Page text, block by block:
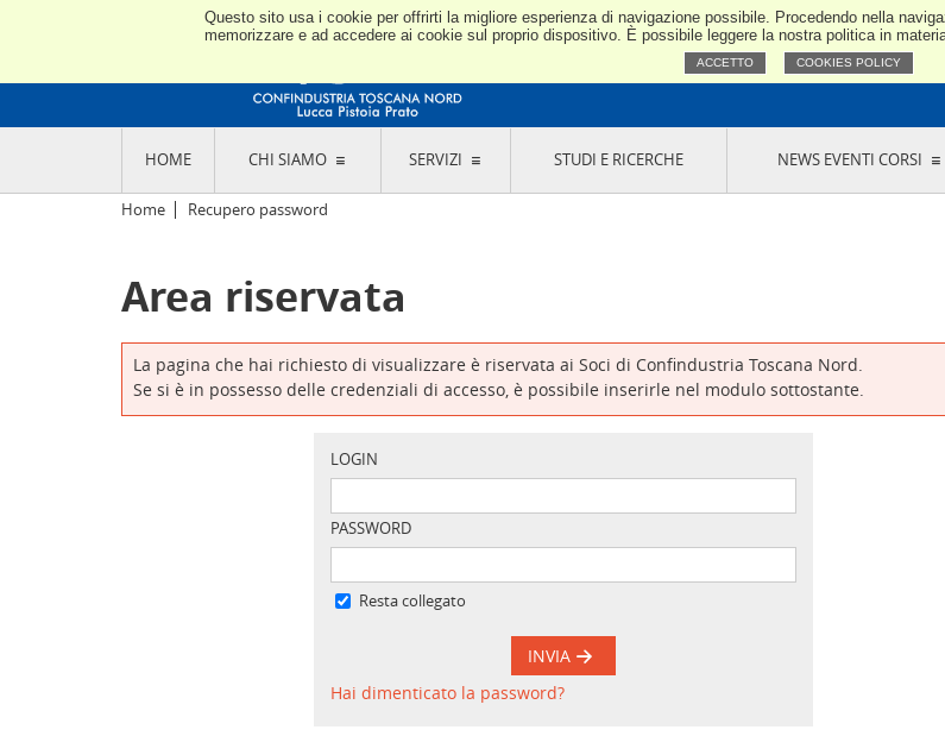
Questo sito usa i cookie per offrirti la migliore esperienza di navigazione possibile. Procedendo nella
memorizzare e ad accedere ai cookie sul proprio dispositivo. È possibile leggere la nostra politica in
ACCETTO COOKIES POLICY
Confindustria Toscana
HOME CHI SIAMO
L'ASSOCIAZIONE
CODICE ETICO E DEI VALORI ASSOCIATIVI
TRASPARENZA CONTRIBUTI PUBBLICI
L'INDUSTRIA E IL TERRITORIO DI LUCCA,
PISTOIA E PRATO
SEDI E CONTATTI
ABOUT US
DESIGNAZIONE
ORGANI DI CONTROLLO
COMITATO PICCOLA
INDUSTRIA
GRUPPI DI ACQUISTO
SERVIZI STUDI E RICERCHE NEWS EVENTI CORSI
Home Recupero password
Area riservata
La pagina che hai richiesto di visualizzare è riservata ai Soci di Confindustria Toscana Nord.
Se si è in possesso delle credenziali di accesso, è possibile inserirle nel modulo sottostante.
LOGIN
PASSWORD
Resta collegato
INVIA
Hai dimenticato la password?